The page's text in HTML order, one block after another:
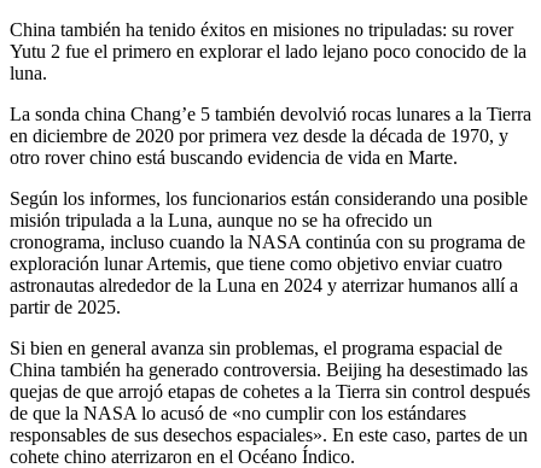
China también ha tenido éxitos en misiones no tripuladas: su rover
Yutu 2 fue el primero en explorar el lado lejano poco conocido de la
luna.
La sonda china Chang’e 5 también devolvió rocas lunares a la Tierra
en diciembre de 2020 por primera vez desde la década de 1970, y
otro rover chino está buscando evidencia de vida en Marte.
Según los informes, los funcionarios están considerando una posible
misión tripulada a la Luna, aunque no se ha ofrecido un
cronograma, incluso cuando la NASA continúa con su programa de
exploración lunar Artemis, que tiene como objetivo enviar cuatro
astronautas alrededor de la Luna en 2024 y aterrizar humanos allí a
partir de 2025.
Si bien en general avanza sin problemas, el programa espacial de
China también ha generado controversia. Beijing ha desestimado las
quejas de que arrojó etapas de cohetes a la Tierra sin control después
de que la NASA lo acusó de «no cumplir con los estándares
responsables de sus desechos espaciales». En este caso, partes de un
cohete chino aterrizaron en el Océano Índico.